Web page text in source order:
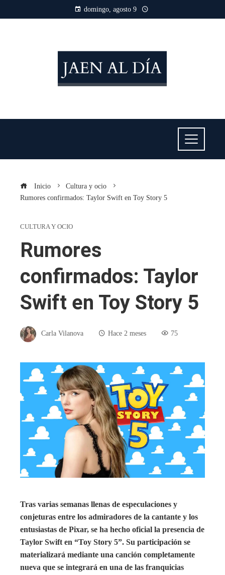
domingo, agosto 9
Inicio
Cultura y ocio
Rumores confirmados: Taylor Swift en Toy Story 5
CULTURA Y OCIO
Rumores
confirmados: Taylor
Swift en Toy Story 5
Carla Vilanova Hace 2 meses 75
Tras varias semanas llenas de especulaciones y
conjeturas entre los admiradores de la cantante y los
entusiastas de Pixar, se ha hecho oficial la presencia de
Taylor Swift en “Toy Story 5”. Su participación se
materializará mediante una canción completamente
nueva que se integrará en una de las franquicias